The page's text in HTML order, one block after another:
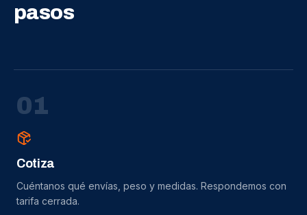
pasos
01
Cotiza
Cuéntanos qué envías, peso y medidas. Respondemos con
tarifa cerrada.